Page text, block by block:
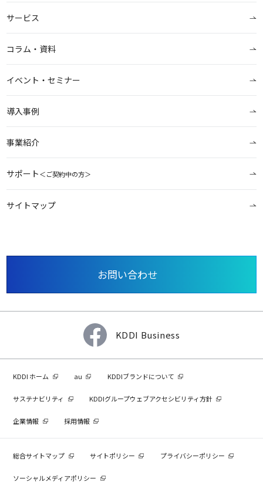
サービス
コラム・資料
イベント・セミナー
導入事例
事業紹介
サポート＜ご契約中の方＞
サイトマップ
お問い合わせ
KDDI Business
KDDI ホーム au KDDIブランドについて
サステナビリティ KDDIグループウェブアクセシビリティ方針
企業情報 採用情報
総合サイトマップ サイトポリシー プライバシーポリシー
ソーシャルメディアポリシー